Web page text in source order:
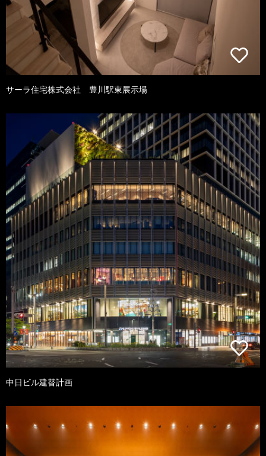
サーラ住宅株式会社 豊川駅東展示場
中日ビル建替計画